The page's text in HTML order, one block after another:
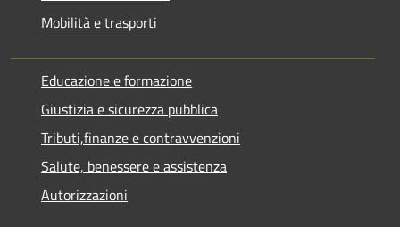
Mobilità e trasporti
Educazione e formazione
Giustizia e sicurezza pubblica
Tributi,finanze e contravvenzioni
Salute, benessere e assistenza
Autorizzazioni